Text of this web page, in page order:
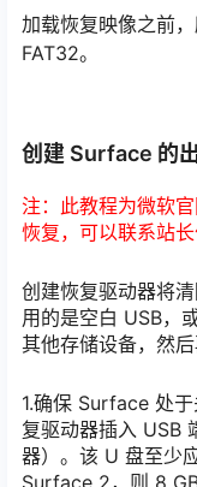
加载恢复映像之前
FAT32。
创建 Surface 的
注：此教程为微软
恢复，可以联系站
创建恢复驱动器将
用的是空白 USB，
其他存储设备，然
1.确保 Surface 处
复驱动器插入 USB
器）。该 U 盘至少